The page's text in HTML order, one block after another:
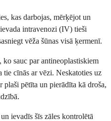
kas darbojas, mērķējot un
intravenozi (IV) tieši
vēža šūnas visā ķermenī.
sauc par antineoplastiskiem
cīnās ar vēzi. Neskatoties uz
plaši pētīta un pierādīta kā droša,
ievadīs šīs zāles kontrolētā